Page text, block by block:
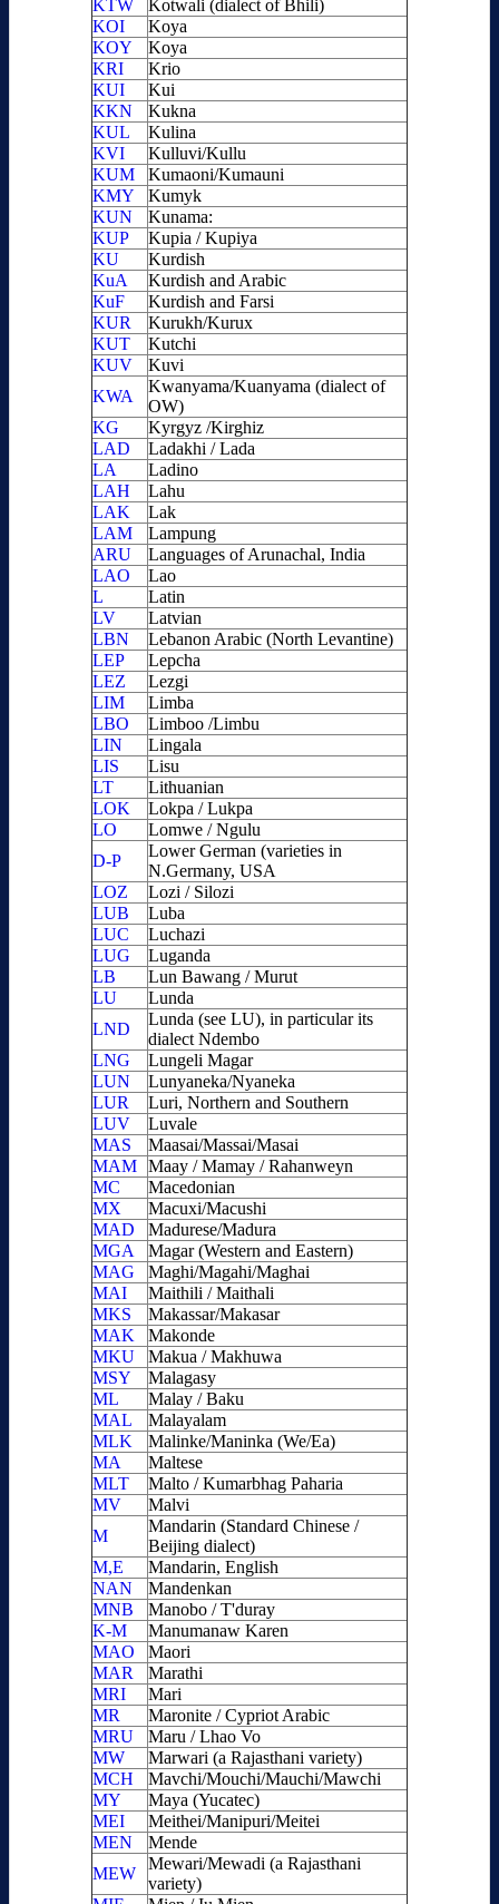
KTW
Kotwali (dialect of Bhili)
KOI
Koya
KOY
Koya
KRI
Krio
KUI
Kui
KKN
Kukna
KUL
Kulina
KVI
Kulluvi/Kullu
KUM
Kumaoni/Kumauni
KMY
Kumyk
KUN
Kunama:
KUP
Kupia / Kupiya
KU
Kurdish
KuA
Kurdish and Arabic
KuF
Kurdish and Farsi
KUR
Kurukh/Kurux
KUT
Kutchi
KUV
Kuvi
KWA
Kwanyama/Kuanyama (dialect of
OW)
KG
Kyrgyz /Kirghiz
LAD
Ladakhi / Lada
LA
Ladino
LAH
Lahu
LAK
Lak
LAM
Lampung
ARU
Languages of Arunachal, India
LAO
Lao
L
Latin
LV
Latvian
LBN
Lebanon Arabic (North Levantine)
LEP
Lepcha
LEZ
Lezgi
LIM
Limba
LBO
Limboo /Limbu
LIN
Lingala
LIS
Lisu
LT
Lithuanian
LOK
Lokpa / Lukpa
LO
Lomwe / Ngulu
D-P
Lower German (varieties in
N.Germany, USA
LOZ
Lozi / Silozi
LUB
Luba
LUC
Luchazi
LUG
Luganda
LB
Lun Bawang / Murut
LU
Lunda
LND
Lunda (see LU), in particular its
dialect Ndembo
LNG
Lungeli Magar
LUN
Lunyaneka/Nyaneka
LUR
Luri, Northern and Southern
LUV
Luvale
MAS
Maasai/Massai/Masai
MAM Maay / Mamay / Rahanweyn
MC
Macedonian
MX
Macuxi/Macushi
MAD
Madurese/Madura
MGA
Magar (Western and Eastern)
MAG
Maghi/Magahi/Maghai
MAI
Maithili / Maithali
MKS
Makassar/Makasar
MAK
Makonde
MKU
Makua / Makhuwa
MSY
Malagasy
ML
Malay / Baku
MAL
Malayalam
MLK
Malinke/Maninka (We/Ea)
MA
Maltese
MLT
Malto / Kumarbhag Paharia
MV
Malvi
M
Mandarin (Standard Chinese /
Beijing dialect)
M,E
Mandarin, English
NAN
Mandenkan
MNB
Manobo / T'duray
K-M
Manumanaw Karen
MAO
Maori
MAR
Marathi
MRI
Mari
MR
Maronite / Cypriot Arabic
MRU
Maru / Lhao Vo
MW
Marwari (a Rajasthani variety)
MCH
Mavchi/Mouchi/Mauchi/Mawchi
MY
Maya (Yucatec)
MEI
Meithei/Manipuri/Meitei
MEN
Mende
MEW
Mewari/Mewadi (a Rajasthani
variety)